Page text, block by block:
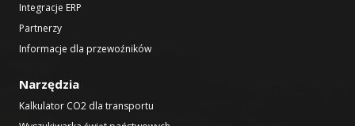
Integracje ERP
Partnerzy
Informacje dla przewoźników
Narzędzia
Kalkulator CO2 dla transportu